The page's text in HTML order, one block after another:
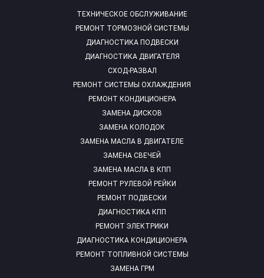
ТЕХНИЧЕСКОЕ ОБСЛУЖИВАНИЕ
РЕМОНТ ТОРМОЗНОЙ СИСТЕМЫ
ДИАГНОСТИКА ПОДВЕСКИ
ДИАГНОСТИКА ДВИГАТЕЛЯ
СХОД-РАЗВАЛ
РЕМОНТ СИСТЕМЫ ОХЛАЖДЕНИЯ
РЕМОНТ КОНДИЦИОНЕРА
ЗАМЕНА ДИСКОВ
ЗАМЕНА КОЛОДОК
ЗАМЕНА МАСЛА В ДВИГАТЕЛЕ
ЗАМЕНА СВЕЧЕЙ
ЗАМЕНА МАСЛА В КПП
РЕМОНТ РУЛЕВОЙ РЕЙКИ
РЕМОНТ ПОДВЕСКИ
ДИАГНОСТИКА КПП
РЕМОНТ ЭЛЕКТРИКИ
ДИАГНОСТИКА КОНДИЦИОНЕРА
РЕМОНТ ТОПЛИВНОЙ СИСТЕМЫ
ЗАМЕНА ГРМ